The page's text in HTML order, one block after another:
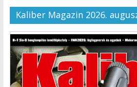
Kaliber Magazin 2026.